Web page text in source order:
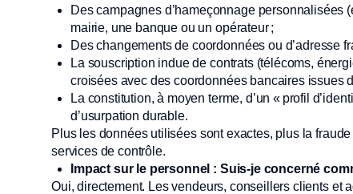
Des campagnes d’hameçonnage personnalisées
mairie, une banque ou un opérateur ;
Des changements de coordonnées ou d’adresse
La souscription indue de contrats (télécoms,
croisées avec des coordonnées bancaires issues
La constitution, à moyen terme, d’un « profil
d’usurpation durable.
Plus les données utilisées sont exactes, plus la
services de contrôle.
Impact sur le personnel : Suis-je concerné
Oui, directement. Les vendeurs, conseillers clients et